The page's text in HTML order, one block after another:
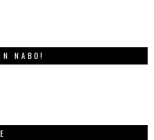
NABO!